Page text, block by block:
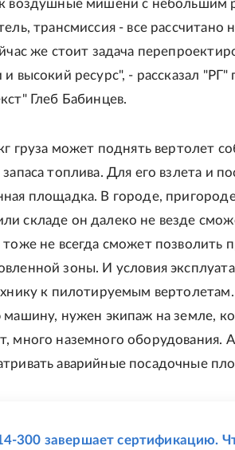
воздушные мишени с небольшим
трансмиссия - все рассчитано
же стоит задача
высокий ресурс", - рассказал "РГ"
Глеб Бабинцев.
груза может поднять вертолет
топлива. Для его взлета и
площадка. В городе,
складе он далеко не везде
тоже не всегда сможет позволить
зоны. И условия
к пилотируемым
машину, нужен экипаж на земле,
много наземного оборудования.
аварийные посадочные
300 завершает сертификацию.